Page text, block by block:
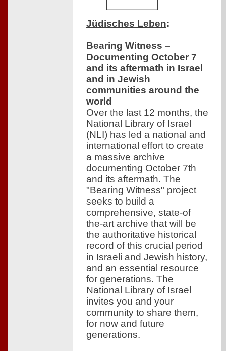
Jüdisches Leben:
Bearing Witness –
Documenting October 7
and its aftermath in Israel
and in Jewish
communities around the
world
Over the last 12 months, the
National Library of Israel
(NLI) has led a national and
international effort to create
a massive archive
documenting October 7th
and its aftermath. The
"Bearing Witness" project
seeks to build a
comprehensive, state-of
the-art archive that will be
the authoritative historical
record of this crucial period
in Israeli and Jewish history,
and an essential resource
for generations. The
National Library of Israel
invites you and your
community to share them,
for now and future
generations.